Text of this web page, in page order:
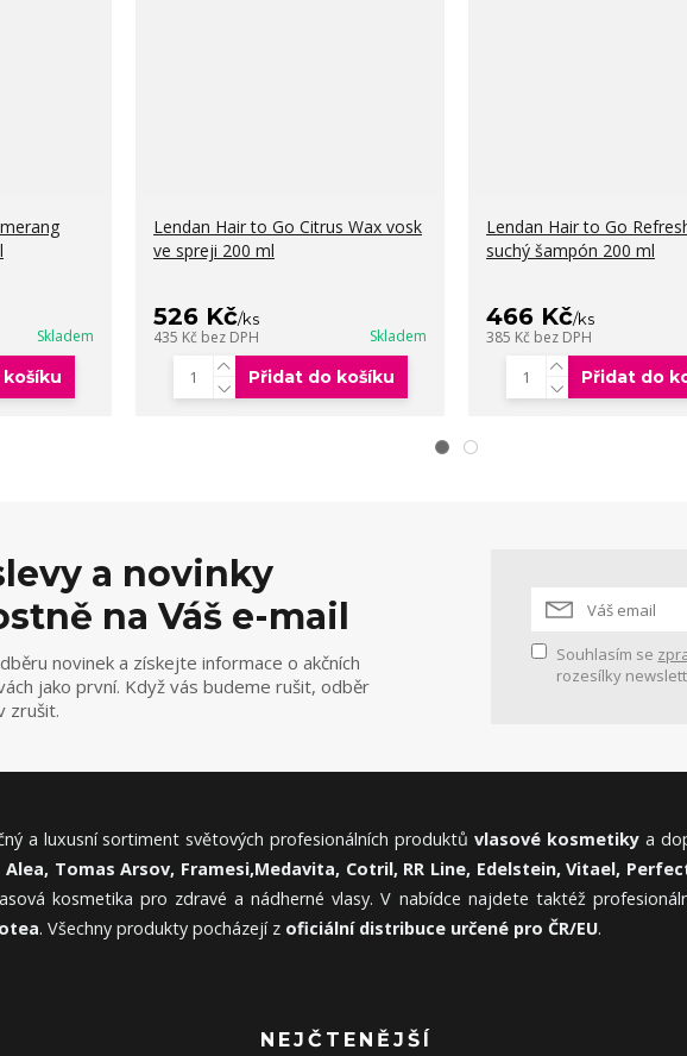
Skladem
Lendan Hair to Go Citrus Wax vosk
ve spreji 200 ml
526 Kč/ks
435 Kč bez DPH Skladem
Přidat do košíku
Lendan Hair to Go
suchý šampón 200 ml
466 Kč/ks
385 Kč bez DPH
Přidat do
a novinky
na Váš e-mail
novinek a získejte informace o akčních
jako první. Když vás budeme rušit, odběr
zrušit.
Souhlasím se
rozesílky
a luxusní sortiment světových profesionálních produktů vlasové kosmetikya
Alea, Tomas Arsov, Framesi,Medavita, Cotril, RR Line, Edelstein, Vitael,
kosmetika pro zdravé a nádherné vlasy. V nabídce najdete taktéž
. Všechny produkty pocházejí z oficiální distribuce určené pro ČR/EU.
NEJČTENĚJŠÍ